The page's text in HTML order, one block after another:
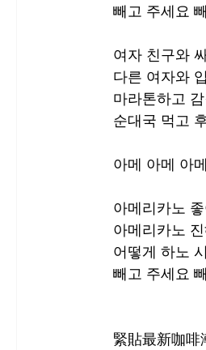
빼고 주세요
여자 친구와
다른 여자와
마라톤하고
순대국 먹고
아메 아메 아
아메리카노
아메리카노
어떻게 하노
빼고 주세요
緊貼最新咖啡